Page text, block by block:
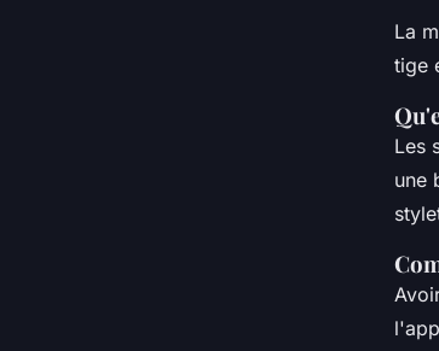
La
tige
Les
une